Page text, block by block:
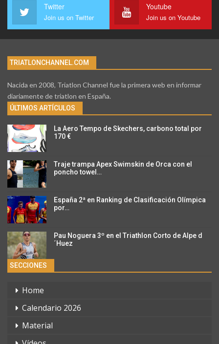
Twitter
Join us on Twitter
Youtube
Join us on Youtube
TRIATLONCHANNEL.COM
Nacida en 2008, Triatlon Channel fue la primera web en informar
diariamente de triatlon en España.
ÚLTIMOS ARTÍCULOS
La Aero Tempo de Skechers, carbono total por
170 €
Traje trampa Apex Swimskin de Orca con el
poncho towel…
España 2ª en Ranking de Clasificación Olímpica
por…
Pau Noguera 3º en el Triathlon Corto de Alpe d
´Huez
SECCIONES
Home
Calendario 2026
Material